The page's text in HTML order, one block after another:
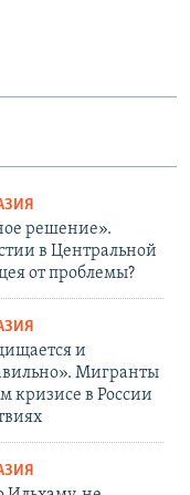
решение».
в Центральной
от проблемы?
и
Мигранты
кризисе в России